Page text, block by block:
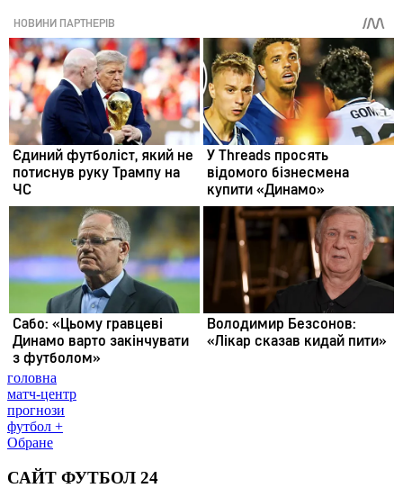
головна
матч-центр
прогнози
футбол +
Обране
САЙТ ФУТБОЛ 24